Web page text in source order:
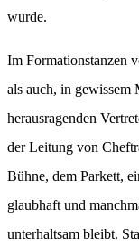
wurde.
Im Formationstanzen
als auch, in gewissem
herausragenden
der Leitung von
Bühne, dem Parkett,
glaubhaft und
unterhaltsam bleibt.